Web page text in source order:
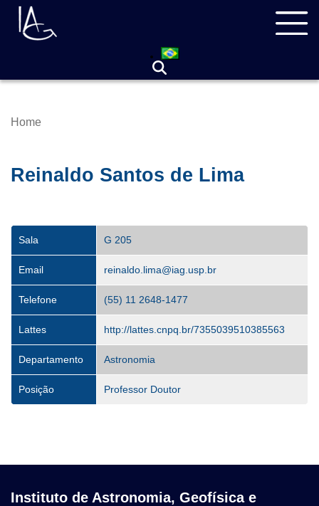
Skip
Breadcrumb
Home
Reinaldo Santos de Lima
Sala G 205
Email reinaldo.lima@iag.usp.br
Telefone (55) 11 2648-1477
Lattes http://lattes.cnpq.br/7355039510385563
Departamento Astronomia
Posição Professor Doutor
Instituto de Astronomia, Geofísica e